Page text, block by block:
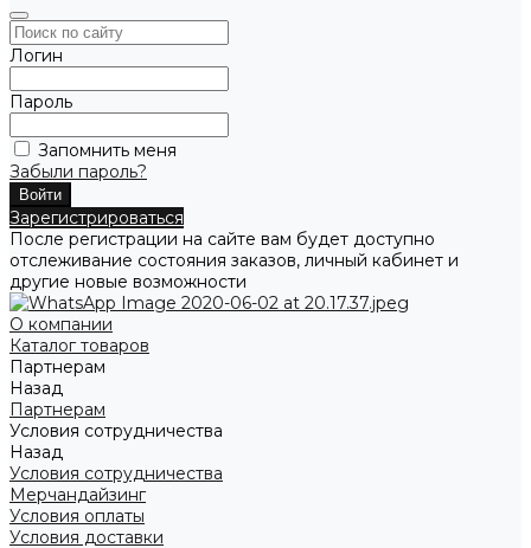
Логин
Пароль
Запомнить меня
Забыли пароль?
Зарегистрироваться
После регистрации на сайте вам будет доступно
отслеживание состояния заказов, личный кабинет и
другие новые возможности
О компании
Каталог товаров
Партнерам
Назад
Партнерам
Условия сотрудничества
Назад
Условия сотрудничества
Мерчандайзинг
Условия оплаты
Условия доставки